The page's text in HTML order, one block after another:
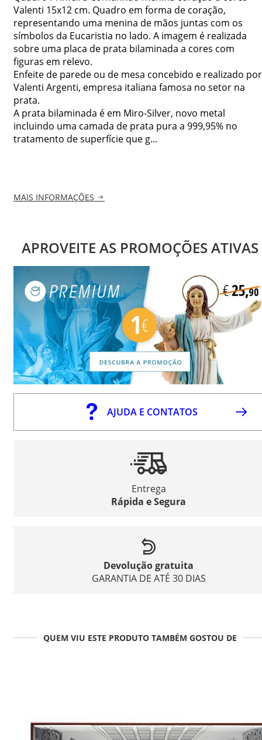
Valenti 15x12 cm. Quadro em forma de coração,
representando uma menina de mãos juntas com os
símbolos da Eucaristia no lado. A imagem é realizada
sobre uma placa de prata bilaminada a cores com
figuras em relevo.
Enfeite de parede ou de mesa concebido e realizado por
Valenti Argenti, empresa italiana famosa no setor na
prata.
A prata bilaminada é em Miro-Silver, novo metal
incluindo uma camada de prata pura a 999,95% no
tratamento de superfície que g...
MAIS INFORMAÇÕES
APROVEITE AS PROMOÇÕES ATIVAS
AJUDA E CONTATOS
Entrega
Rápida e Segura
Devolução gratuita
GARANTIA DE ATÉ 30 DIAS
QUEM VIU ESTE PRODUTO TAMBÉM GOSTOU DE